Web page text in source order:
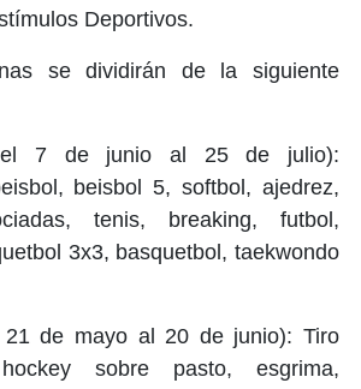
Deportivos.
se dividirán de la siguiente
7 de junio al 25 de julio):
beisbol 5, softbol, ajedrez,
tenis, breaking, futbol,
3x3, basquetbol, taekwondo
21 de mayo al 20 de junio): Tiro
sobre pasto, esgrima,